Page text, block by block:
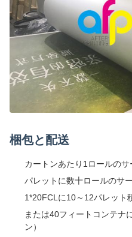
梱包と配送
カートンあたり1ロールの
パレットに数十ロールのサ
1*20FCLに10～12パレット
または40フィートコンテナ
ン）